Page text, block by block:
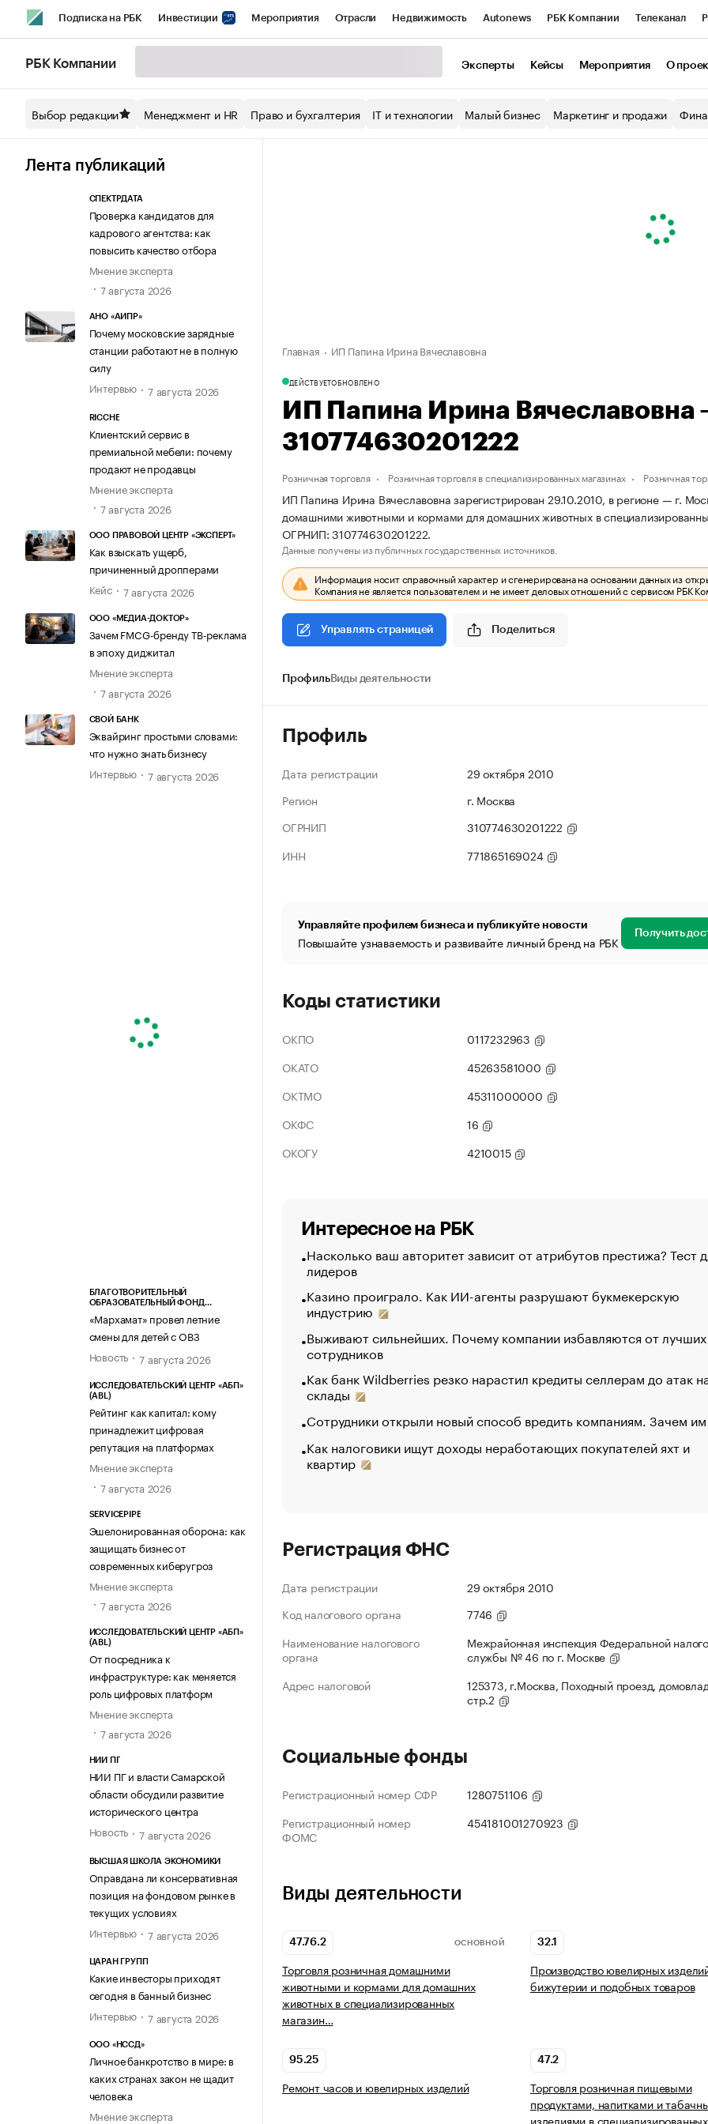
Подписка на РБК Инвестиции Мероприятия Отрасли Недвижимость Autonews РБК Компании Телеканал
Спецпроекты СПб Конференции СПб Спецпроекты Экономика Бизнес
Технологии и медиа
РБК Компании Эксперты Кейсы Мероприятия О
Выбор редакции Менеджмент и HR Право и бухгалтерия IT и технологии Малый бизнес Маркетинг и продажи
Лента публикаций
СПЕКТРДАТА
Проверка кандидатов для
кадрового агентства: как
повысить качество отбора
Мнение эксперта
7 августа 2026
АНО «АИПР»
Почему московские зарядные
станции работают не в полную
силу
Интервью
7 августа 2026
RICCHE
Клиентский сервис в
премиальной мебели: почему
продают не продавцы
Мнение эксперта
7 августа 2026
ООО ПРАВОВОЙ ЦЕНТР «ЭКСПЕРТ»
Как взыскать ущерб,
причиненный дропперами
Кейс
7 августа 2026
ООО «МЕДИА-ДОКТОР»
Зачем FMCG-бренду ТВ-реклама
в эпоху диджитал
Мнение эксперта
7 августа 2026
СВОЙ БАНК
Эквайринг простыми словами:
что нужно знать бизнесу
Интервью
7 августа 2026
БЛАГОТВОРИТЕЛЬНЫЙ
ОБРАЗОВАТЕЛЬНЫЙ ФОНД
«Мархамат» провел летние
смены для детей с ОВЗ
Новость
7 августа 2026
ИССЛЕДОВАТЕЛЬСКИЙ ЦЕНТР «АБП»
(ABL)
Рейтинг как капитал: кому
принадлежит цифровая
репутация на платформах
Мнение эксперта
7 августа 2026
SERVICEPIPE
Эшелонированная оборона: как
защищать бизнес от
современных киберугроз
Мнение эксперта
7 августа 2026
ИССЛЕДОВАТЕЛЬСКИЙ ЦЕНТР «АБП»
(ABL)
От посредника к
инфраструктуре: как меняется
роль цифровых платформ
Мнение эксперта
7 августа 2026
НИИ ПГ
НИИ ПГ и власти Самарской
области обсудили развитие
исторического центра
Новость
7 августа 2026
ВЫСШАЯ ШКОЛА ЭКОНОМИКИ
Оправдана ли консервативная
позиция на фондовом рынке в
текущих условиях
Интервью
7 августа 2026
ЦАРАН ГРУПП
Какие инвесторы приходят
сегодня в банный бизнес
Интервью
7 августа 2026
ООО «НССД»
Личное банкротство в мире: в
каких странах закон не щадит
человека
Мнение эксперта
Главная ИП Папина Ирина Вячеславовна
ДЕЙСТВУЕТОБНОВЛЕНО
ИП Папина Ирина
310774630201222
Розничная торговля Розничная торговля в специализированных магазинах Розничная
ИП Папина Ирина Вячеславовна зарегистрирован 29.10.2010, в регионе — г.
домашними животными и кормами для домашних животных в
ОГРНИП: 310774630201222.
Данные получены из публичных государственных источников.
Информация носит справочный характер и сгенерирована на основании данных из
Компания не является пользователем и не имеет деловых отношений с сервисом РБК
Управлять страницей Поделиться
ПрофильВиды деятельности
Профиль
Дата регистрации
29 октября 2010
Регион
г. Москва
ОГРНИП
310774630201222
ИНН
771865169024
Управляйте профилем бизнеса и публикуйте новости
Повышайте узнаваемость и развивайте личный бренд на РБК Получить
Коды статистики
ОКПО
0117232963
ОКАТО
45263581000
ОКТМО
45311000000
ОКФС
16
ОКОГУ
4210015
Интересное на РБК
Насколько ваш авторитет зависит от атрибутов престижа? Тест
лидеров
Казино проиграло. Как ИИ-агенты разрушают букмекерскую
индустрию
Выживают сильнейших. Почему компании избавляются от лучших
сотрудников
Как банк Wildberries резко нарастил кредиты селлерам до атак
склады
Сотрудники открыли новый способ вредить компаниям. Зачем
Как налоговики ищут доходы неработающих покупателей яхт и
квартир
Регистрация ФНС
Дата регистрации
29 октября 2010
Код налогового органа
7746
Наименование налогового
органа
Межрайонная инспекция Федеральной
службы № 46 по г. Москве
Адрес налоговой
125373, г.Москва, Походный проезд,
стр.2
Социальные фонды
Регистрационный номер СФР
1280751106
Регистрационный номер
ФОМС
454181001270923
Виды деятельности
47.76.2 ОСНОВНОЙ
Торговля розничная домашними
животными и кормами для домашних
животных в специализированных
магазин…
32.1
Производство ювелирных
бижутерии и подобных товаров
95.25
Ремонт часов и ювелирных изделий
47.2
Торговля розничная пищевыми
продуктами, напитками и
изделиями в специализированных